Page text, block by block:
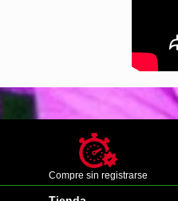
Compre sin registrarse